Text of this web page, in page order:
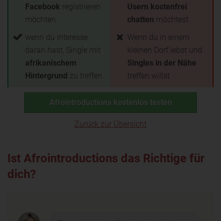
Facebook registrieren
möchten
wenn du Interesse
daran hast, Single mit
afrikanischem
Hintergrund zu treffen
Usern kostenfrei
chatten möchtest
Wenn du in einem
kleinen Dorf lebst und
Singles in der Nähe
treffen willst
Afrointroductions kostenlos testen
Zurück zur Übersicht
Ist Afrointroductions das Richtige für
dich?